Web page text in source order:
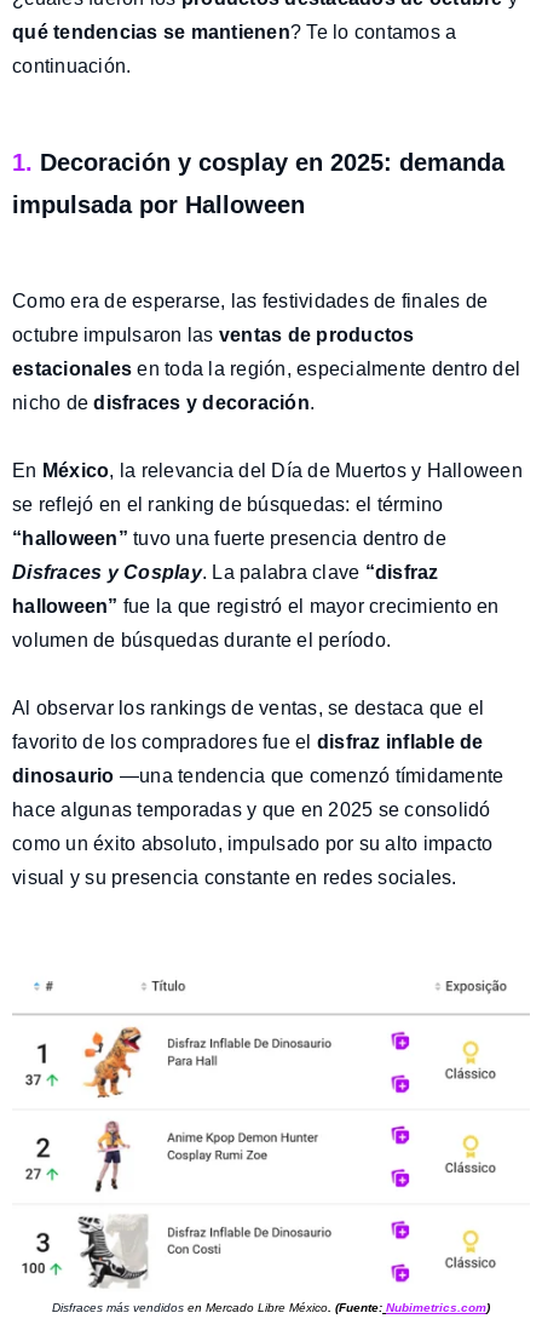
qué tendencias se mantienen? Te lo contamos a
continuación.
1. Decoración y cosplay en 2025: demanda
impulsada por Halloween
Como era de esperarse, las festividades de finales de
octubre impulsaron las ventas de productos
estacionales en toda la región, especialmente dentro del
nicho dedisfraces y decoración.
En México, la relevancia del Día de Muertos y Halloween
se reflejó en el ranking de búsquedas: el término
“halloween” tuvo una fuerte presencia dentro de
Disfraces y Cosplay. La palabra clave “disfraz
halloween” fue la que registró el mayor crecimiento en
volumen de búsquedas durante el período.
Al observar los rankings de ventas, se destaca que el
favorito de los compradores fue el disfraz inflable de
dinosaurio —una tendencia que comenzó tímidamente
hace algunas temporadas y que en 2025 se consolidó
como un éxito absoluto, impulsado por su alto impacto
visual y su presencia constante en redes sociales.
Disfraces más vendidos en Mercado Libre México (Fuente: Nubimetrics.com)